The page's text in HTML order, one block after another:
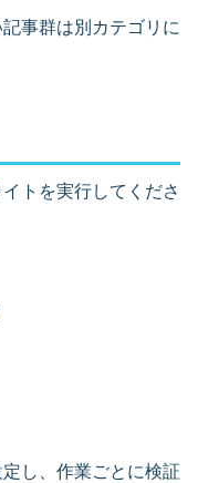
事群は別カテゴリに
トを実行してくださ
し、作業ごとに検証